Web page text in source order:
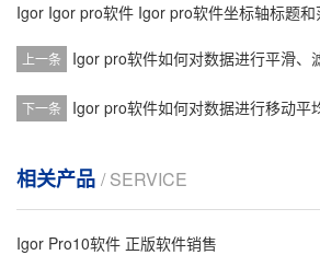
Igor Igor pro软件 Igor pro软件坐标轴标题
上一条 Igor pro软件如何对数据进行平滑、
下一条 Igor pro软件如何对数据进行移动平
相关产品 / SERVICE
Igor Pro10软件 正版软件销售